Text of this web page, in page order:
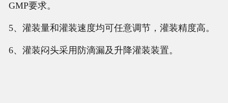
GMP要求。
5、灌装量和灌装速度均可任意调节，灌装精度高。
6、灌装闷头采用防滴漏及升降灌装装置。